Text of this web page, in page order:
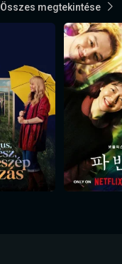
Összes megtekintése